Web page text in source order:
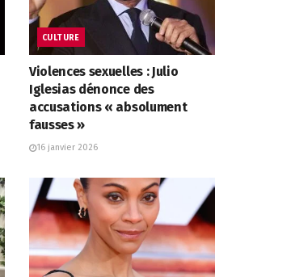
CULTURE
Violences sexuelles : Julio
Iglesias dénonce des
accusations « absolument
fausses »
16 janvier 2026